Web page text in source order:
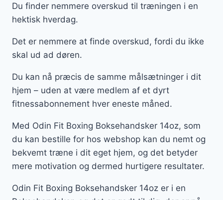
Du finder nemmere overskud til træningen i en
hektisk hverdag.
Det er nemmere at finde overskud, fordi du ikke
skal ud ad døren.
Du kan nå præcis de samme målsætninger i dit
hjem – uden at være medlem af et dyrt
fitnessabonnement hver eneste måned.
Med Odin Fit Boxing Boksehandsker 14oz, som
du kan bestille for hos webshop kan du nemt og
bekvemt træne i dit eget hjem, og det betyder
mere motivation og dermed hurtigere resultater.
Odin Fit Boxing Boksehandsker 14oz er i en